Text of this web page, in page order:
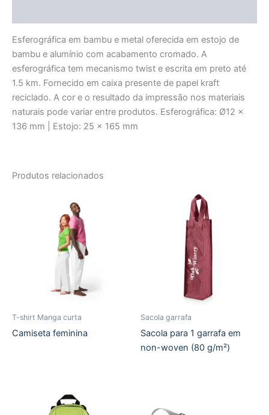
Esferográfica em bambu e metal oferecida em estojo de
bambu e alumínio com acabamento cromado. A
esferográfica tem mecanismo twist e escrita em preto até
1.5 km. Fornecido em caixa presente de papel kraft
reciclado. A cor e o resultado da impressão nos materiais
naturais pode variar entre produtos. Esferográfica: Ø12 x
136 mm | Estojo: 25 x 165 mm
Produtos relacionados
T-shirt Manga curta
Camiseta feminina
Sacola garrafa
Sacola para 1 garrafa em
non-woven (80 g/m²)